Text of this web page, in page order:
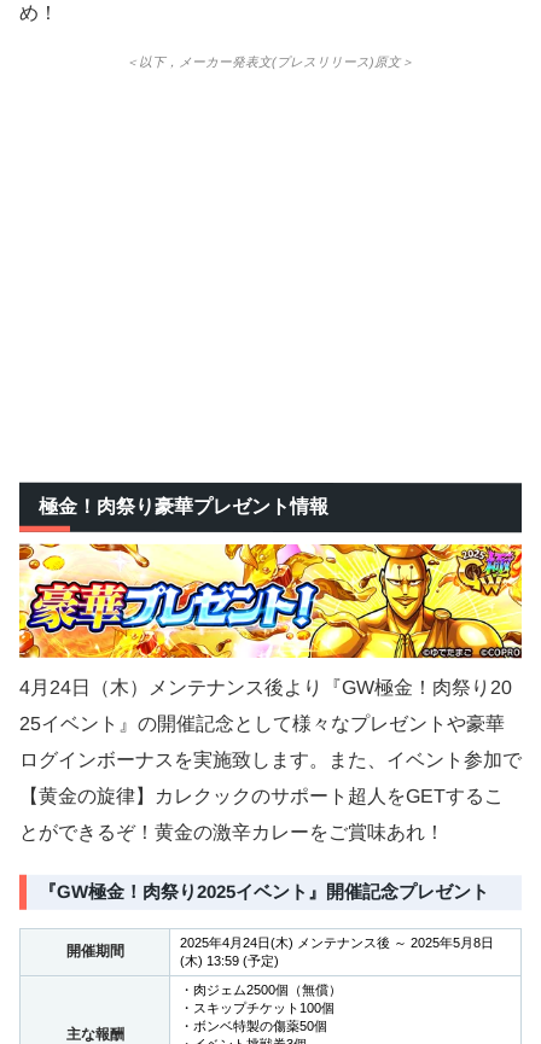
め！
＜以下，メーカー発表文(プレスリリース)原文＞
極金！肉祭り豪華プレゼント情報
4月24日（木）メンテナンス後より『GW極金！肉祭り20
25イベント』の開催記念として様々なプレゼントや豪華
ログインボーナスを実施致します。また、イベント参加で
【黄金の旋律】カレクックのサポート超人をGETするこ
とができるぞ！黄金の激辛カレーをご賞味あれ！
『GW極金！肉祭り2025イベント』開催記念プレゼント
開催期間
2025年4月24日(木) メンテナンス後 ～ 2025年5月8日
(木) 13:59 (予定)
主な報酬
・肉ジェム2500個（無償）
・スキップチケット100個
・ボンベ特製の傷薬50個